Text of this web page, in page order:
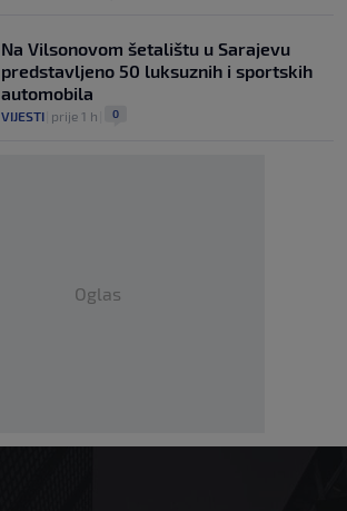
Na Vilsonovom šetalištu u Sarajevu
predstavljeno 50 luksuznih i sportskih
automobila
VIJESTI prije 1 h 0
Oglas